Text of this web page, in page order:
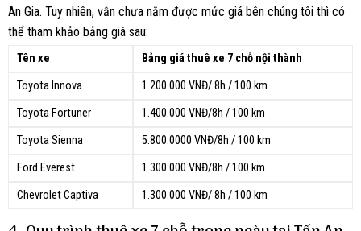
An Gia. Tuy nhiên, vẫn chưa nắm được mức giá bên chúng tôi thì có
thể tham khảo bảng giá sau:
Tên xe
Bảng giá thuê xe 7 chỗ nội thành
Toyota Innova
1.200.000 VNĐ/ 8h / 100 km
Toyota Fortuner
1.400.000 VNĐ/8h / 100 km
Toyota Sienna
5.800.0000 VNĐ/8h / 100 km
Ford Everest
1.300.000 VNĐ/8h / 100 km
Chevrolet Captiva
1.300.000 VNĐ/ 8h / 100 km